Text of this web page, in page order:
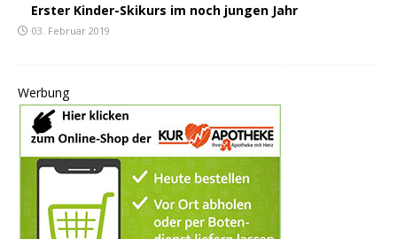
Erster Kinder-Skikurs im noch jungen Jahr
03. Februar 2019
Werbung